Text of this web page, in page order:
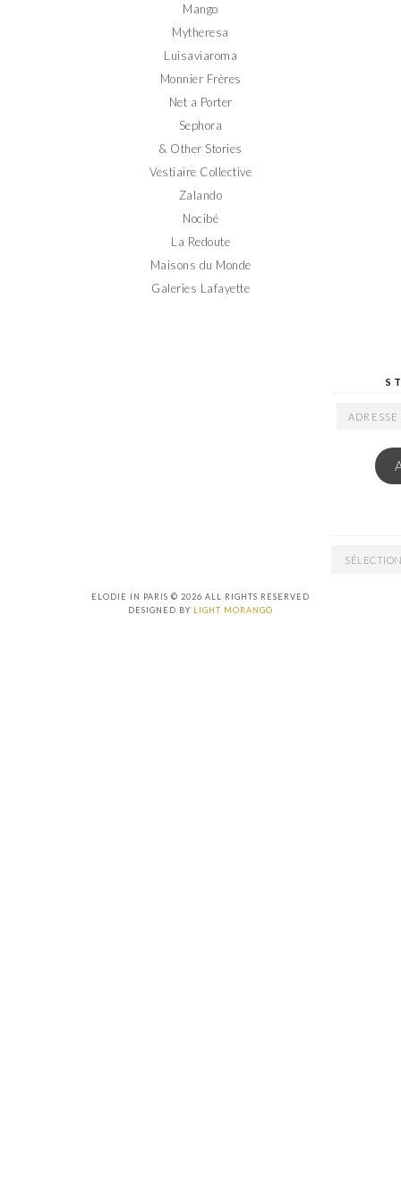
Mango
Mytheresa
Luisaviaroma
Monnier Frères
Net a Porter
Sephora
& Other Stories
Vestiaire Collective
Zalando
Nocibé
La Redoute
Maisons du Monde
Galeries Lafayette
ADRESSE
ARCHIVES
ELODIE IN PARIS © 2026 ALL RIGHTS RESERVED
DESIGNED BY LIGHT MORANGO